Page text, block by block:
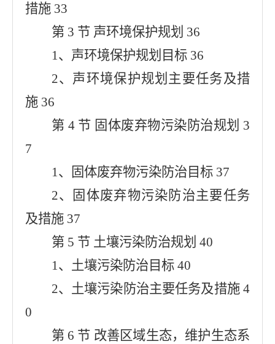
措施 33
第 3 节 声环境保护规划 36
1、声环境保护规划目标 36
2、声环境保护规划主要任务及措
施 36
第 4 节 固体废弃物污染防治规划 3
7
1、固体废弃物污染防治目标 37
2、固体废弃物污染防治主要任务
及措施 37
第 5 节 土壤污染防治规划 40
1、土壤污染防治目标 40
2、土壤污染防治主要任务及措施 4
0
第 6 节 改善区域生态，维护生态系